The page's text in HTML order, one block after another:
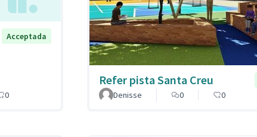
Acceptada
0
Refer pista Santa Creu
Denisse
0 0